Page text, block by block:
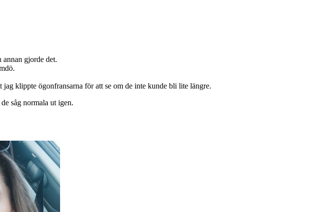
annan gjorde det.
klippte ögonfransarna för att se om de inte kunde bli lite längre.
såg normala ut igen.